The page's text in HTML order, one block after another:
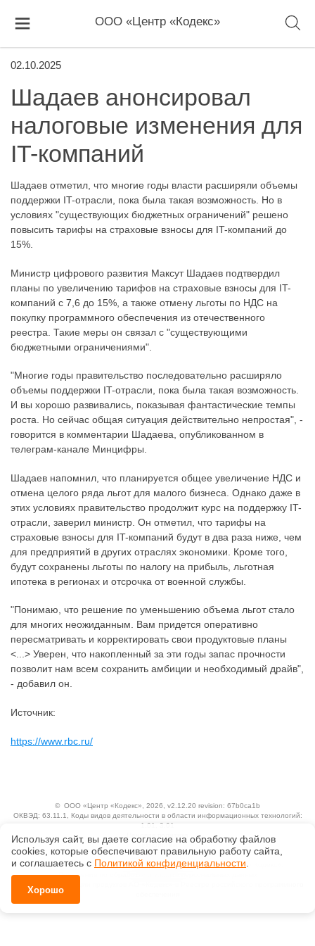
ООО «Центр «Кодекс»
02.10.2025
Шадаев анонсировал
налоговые изменения для
IT-компаний
Шадаев отметил, что многие годы власти расширяли объемы
поддержки IT-отрасли, пока была такая возможность. Но в
условиях "существующих бюджетных ограничений" решено
повысить тарифы на страховые взносы для IT-компаний до
15%.
Министр цифрового развития Максут Шадаев подтвердил
планы по увеличению тарифов на страховые взносы для IT-
компаний с 7,6 до 15%, а также отмену льготы по НДС на
покупку программного обеспечения из отечественного
реестра. Такие меры он связал с "существующими
бюджетными ограничениями".
"Многие годы правительство последовательно расширяло
объемы поддержки IT-отрасли, пока была такая возможность.
И вы хорошо развивались, показывая фантастические темпы
роста. Но сейчас общая ситуация действительно непростая", -
говорится в комментарии Шадаева, опубликованном в
телеграм-канале Минцифры.
Шадаев напомнил, что планируется общее увеличение НДС и
отмена целого ряда льгот для малого бизнеса. Однако даже в
этих условиях правительство продолжит курс на поддержку IT-
отрасли, заверил министр. Он отметил, что тарифы на
страховые взносы для IT-компаний будут в два раза ниже, чем
для предприятий в других отраслях экономики. Кроме того,
будут сохранены льготы по налогу на прибыль, льготная
ипотека в регионах и отсрочка от военной службы.
"Понимаю, что решение по уменьшению объема льгот стало
для многих неожиданным. Вам придется оперативно
пересматривать и корректировать свои продуктовые планы
<...> Уверен, что накопленный за эти годы запас прочности
позволит нам всем сохранить амбиции и необходимый драйв",
- добавил он.
Источник:
https://www.rbc.ru/
© ООО «Центр «Кодекс», 2026, v2.12.20 revision: 67b0ca1b
ОКВЭД: 63.11.1, Коды видов деятельности в области информационных технологий:
1.01, 3.01
Исключительные авторские и смежные права принадлежат АО «Кодекс».
Положение по обработке и защите персональных данных
Справка о регистрации продуктов АО «Кодекс» в Реестре российского программного
Используя сайт, вы даете согласие на обработку файлов
сооkiеs, которые обеспечивают правильную работу сайта,
и соглашаетесь с Политикой конфиденциальности
Хорошо